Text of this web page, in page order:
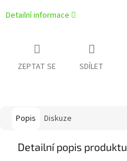
Detailní informace
ZEPTAT SE SDÍLET
Popis Diskuze
Detailní popis produktu